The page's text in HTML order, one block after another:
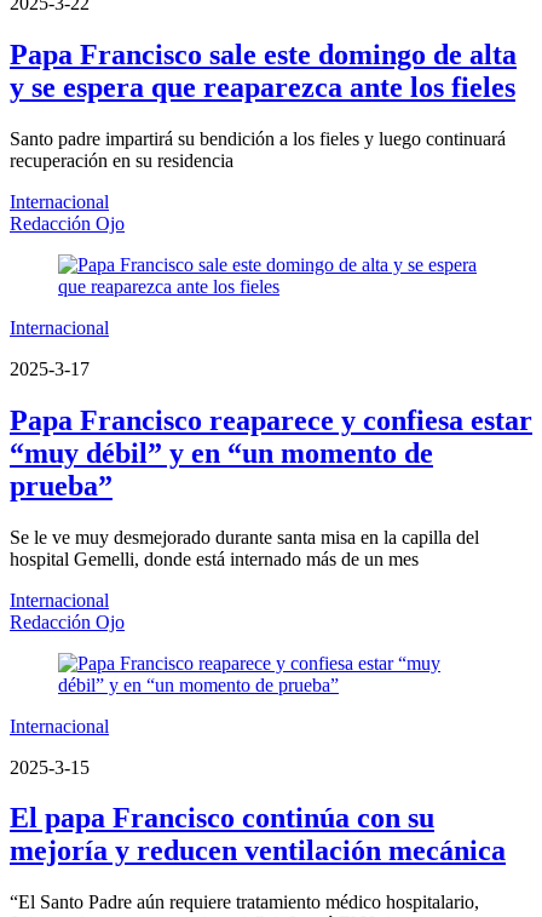
Papa Francisco sale este domingo de alta
y se espera que reaparezca ante los fieles
Santo padre impartirá su bendición a los fieles y luego continuará
recuperación en su residencia
Internacional
Redacción Ojo
Internacional
2025-3-17
Papa Francisco reaparece y confiesa estar
“muy débil” y en “un momento de
prueba”
Se le ve muy desmejorado durante santa misa en la capilla del
hospital Gemelli, donde está internado más de un mes
Internacional
Redacción Ojo
Internacional
2025-3-15
El papa Francisco continúa con su
mejoría y reducen ventilación mecánica
“El Santo Padre aún requiere tratamiento médico hospitalario,